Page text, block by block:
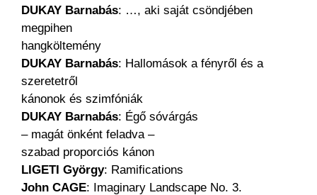
DUKAY Barnabás: …, aki saját csöndjében
megpihen
hangköltemény
DUKAY Barnabás: Hallomások a fényről és a
szeretetről
kánonok és szimfóniák
DUKAY Barnabás: Égő sóvárgás
– magát önként feladva –
szabad proporciós kánon
LIGETI György: Ramifications
John CAGE: Imaginary Landscape No. 3.